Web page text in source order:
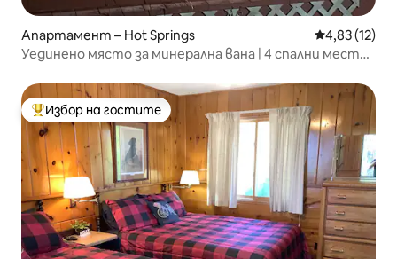
Апартамент – Hot Springs Средна
4,83 (12)
Уединено място за минерална вана | 4 спални места |
Най-популярен избор на гостите
Избор на гостите